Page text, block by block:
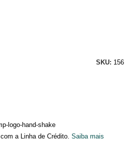
SKU: 156
com a Linha de Crédito. Saiba mais